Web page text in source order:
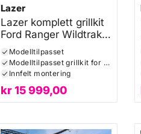
Lazer
Lazer komplett grillkit
Ford Ranger Wildtrak
2023+
Modelltilpasset
Modelltilpasset grillkit for en innfelt og skjult montering
Innfelt montering
kr15 999,00